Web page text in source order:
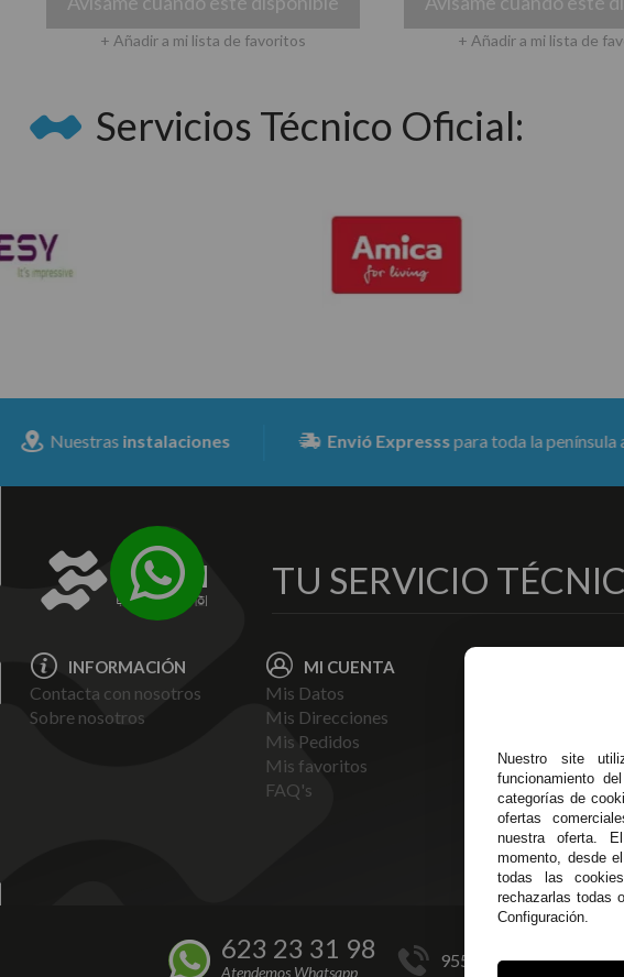
+ Añadir a mi lista de favoritos + Añadir a mi lista de
Servicios Técnico Oficial:
Envió Expresss para toda la península a partir de 150 €
TU SERVICIO
INFORMACIÓN
Contacta con nosotros
Sobre nosotros
MI CUENTA
Mis Datos
Mis Direcciones
Mis Pedidos
Mis favoritos
FAQ's
Entregas y
Pago Seguro
Terminos y
Condiciones
Políticas de Cookies
623 23 31 98
Atendemos Whatsapp
955 44 45 43/955 44
Nuestro site
funcionamiento
categorías de
ofertas
nuestra oferta.
momento, desde
todas las
rechazarlas todas
Configuración.